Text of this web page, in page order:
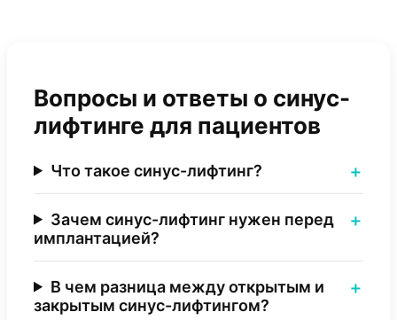
Вопросы и ответы о синус-
лифтинге для пациентов
Что такое синус-лифтинг?
Зачем синус-лифтинг нужен перед
имплантацией?
В чем разница между открытым и
закрытым синус-лифтингом?